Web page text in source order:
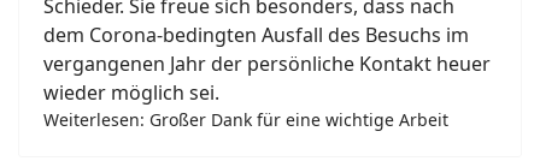
Schieder. Sie freue sich besonders, dass nach
dem Corona-bedingten Ausfall des Besuchs im
vergangenen Jahr der persönliche Kontakt heuer
wieder möglich sei.
Weiterlesen: Großer Dank für eine wichtige Arbeit